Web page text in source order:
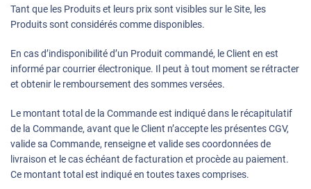
Tant que les Produits et leurs prix sont visibles sur le Site, les
Produits sont considérés comme disponibles.
En cas d’indisponibilité d’un Produit commandé, le Client en est
informé par courrier électronique. Il peut à tout moment se rétracter
et obtenir le remboursement des sommes versées.
Le montant total de la Commande est indiqué dans le récapitulatif
de la Commande, avant que le Client n’accepte les présentes CGV,
valide sa Commande, renseigne et valide ses coordonnées de
livraison et le cas échéant de facturation et procède au paiement.
Ce montant total est indiqué en toutes taxes comprises.